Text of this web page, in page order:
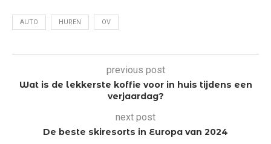
AUTO HUREN OV
previous post
Wat is de lekkerste koffie voor in huis tijdens een
verjaardag?
next post
De beste skiresorts in Europa van 2024